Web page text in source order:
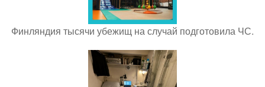
Финляндия тысячи убежищ на случай подготовила ЧС.